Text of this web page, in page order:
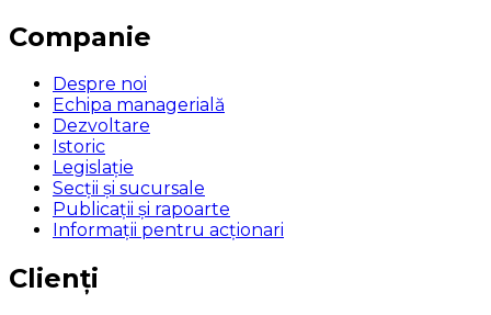
Companie
Despre noi
Echipa managerială
Dezvoltare
Istoric
Legislaţie
Secţii şi sucursale
Publicații și rapoarte
Informații pentru acționari
Clienți